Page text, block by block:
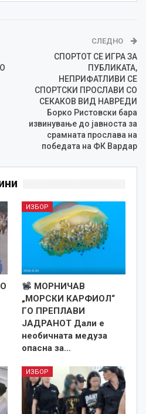
СЛЕДНО
СПОРТОТ СЕ ИГРА ЗА
ПУБЛИКАТА,
НЕПРИФАТЛИВИ СЕ
СПОРТСКИ ПРОСЛАВИ СО
СЕКАКОВ ВИД НАВРЕДИ
Борко Ристовски бара
извинување до јавноста за
срамната прослава на
победата на ФК Вардар
ИЗБОР
МОРНИЧАВ
„МОРСКИ КАРФИОЛ“
ГО ПРЕПЛАВИ
ЈАДРАНОТ Дали е
необичната медуза
опасна за…
ИЗБОР